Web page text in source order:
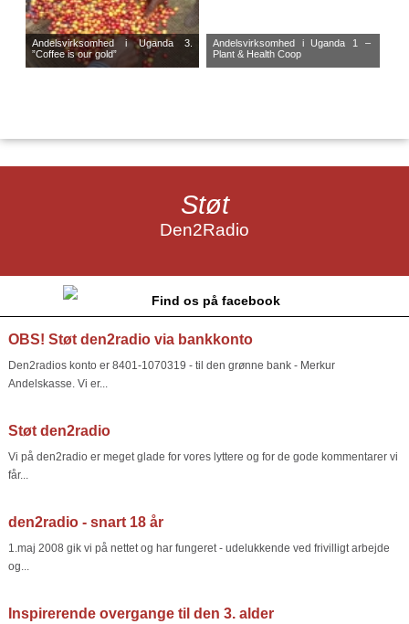
Andelsvirksomhed i Uganda 3.
”Coffee is our gold”
Andelsvirksomhed i Uganda 1 –
Plant & Health Coop
Støt
Den2Radio
Find os på facebook
OBS! Støt den2radio via bankkonto
Den2radios konto er 8401-1070319 - til den grønne bank - Merkur
Andelskasse. Vi er...
Støt den2radio
Vi på den2radio er meget glade for vores lyttere og for de gode kommentarer vi
får...
den2radio - snart 18 år
1.maj 2008 gik vi på nettet og har fungeret - udelukkende ved frivilligt arbejde
og...
Inspirerende overgange til den 3. alder